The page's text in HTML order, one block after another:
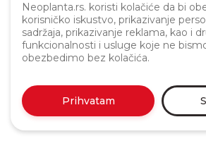
Neoplanta.rs. koristi kolačiće da bi
korisničko iskustvo, prikazivanje
sadržaja, prikazivanje reklama, kao i
funkcionalnosti i usluge koje ne
obezbedimo bez kolačića.
Prihvatam
Politika